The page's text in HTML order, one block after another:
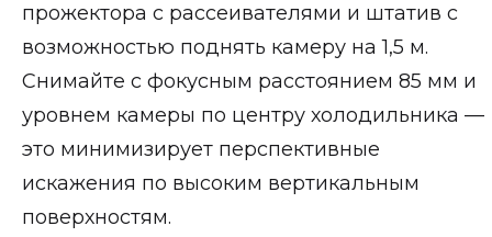
прожектора с рассеивателями и штатив с
возможностью поднять камеру на 1,5 м.
Снимайте с фокусным расстоянием 85 мм и
уровнем камеры по центру холодильника —
это минимизирует перспективные
искажения по высоким вертикальным
поверхностям.